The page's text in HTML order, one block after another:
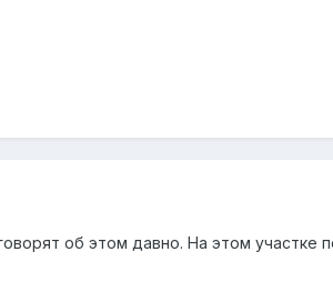
об этом давно. На этом участке